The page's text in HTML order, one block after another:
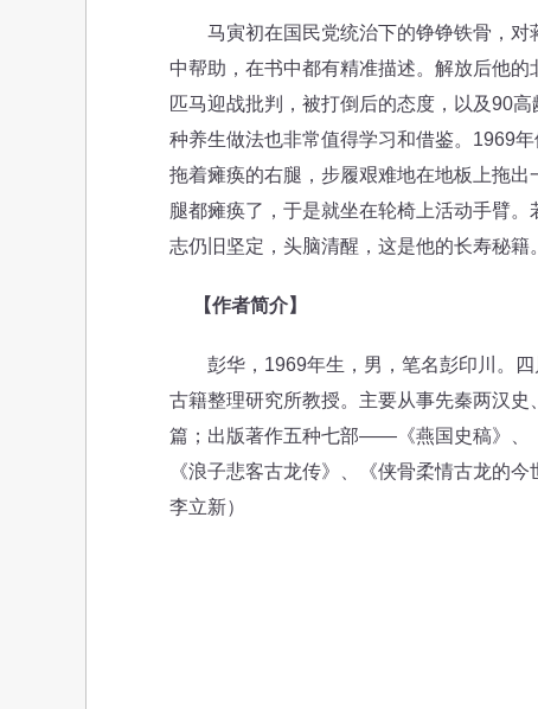
马寅初在国民党统治下的铮铮铁骨，对
中帮助，在书中都有精准描述。解放后他
匹马迎战批判，被打倒后的态度，以及90
种养生做法也非常值得学习和借鉴。1969
拖着瘫痪的右腿，步履艰难地在地板上拖
腿都瘫痪了，于是就坐在轮椅上活动手臂
志仍旧坚定，头脑清醒，这是他的长寿秘籍。
【作者简介】
彭华，1969年生，男，笔名彭印川。四
古籍整理研究所教授。主要从事先秦两汉
篇；出版著作五种七部——《燕国史稿》、
《浪子悲客古龙传》、《侠骨柔情古龙的
李立新）